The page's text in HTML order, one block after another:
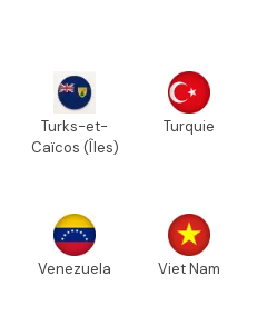
Turks-et-
Caïcos (Îles)
Turquie
Venezuela Viet Nam